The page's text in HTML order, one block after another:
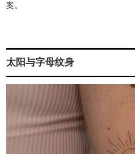
案。
太阳与字母纹身